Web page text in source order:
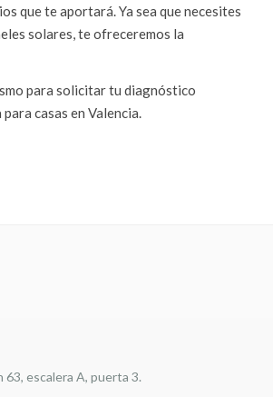
que te aportará. Ya sea que necesites
solares, te ofreceremos la
para solicitar tu diagnóstico
casas en Valencia.
63, escalera A, puerta 3.